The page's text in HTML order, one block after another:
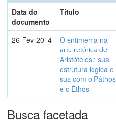
Data do
documento
Título
26-Fev-2014
O entimema na
arte retórica de
Aristóteles : sua
estrutura lógica e
sua com o Páthos
e o Éthos
Busca facetada